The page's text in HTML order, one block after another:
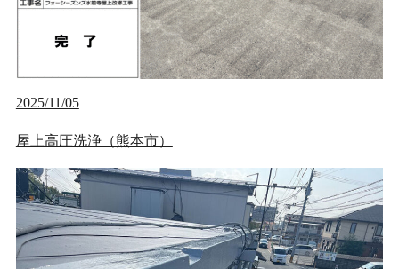
2025/11/05
屋上高圧洗浄（熊本市）